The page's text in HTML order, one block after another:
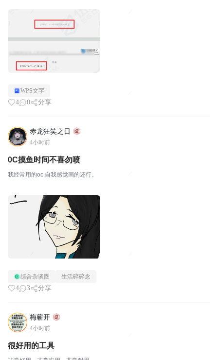
WPS文字
4 0 分享
赤龙狂笑之日
4小时前
0C摸鱼时间不喜勿喷
我经常用的oc.自我感觉画的还行。
综合杂谈圈 生活碎碎念
4 3 分享
梅蕲开
4小时前
很好用的工具